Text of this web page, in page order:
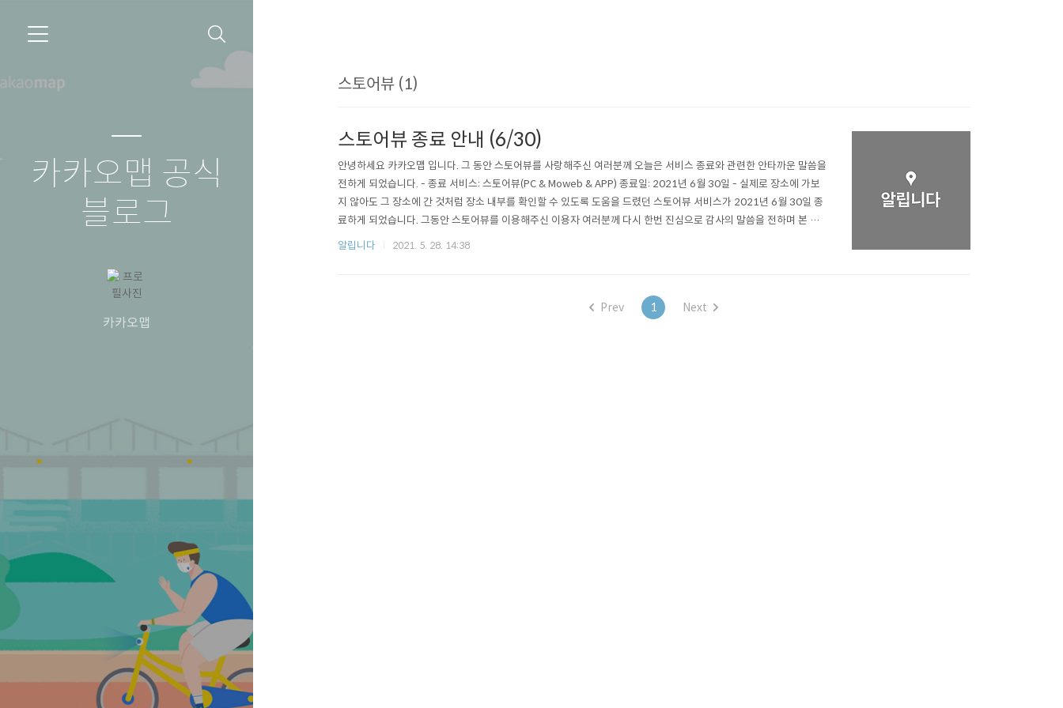
카카오맵 공식
블로그
카카오맵
스토어뷰 (1)
스토어뷰 종료 안내 (6/30)
안녕하세요 카카오맵 입니다. 그 동안 스토어뷰를 사랑해주신 여러분께 오늘은 서비스 종료와 관련한 안타까운 말씀을
전하게 되었습니다. - 종료 서비스: 스토어뷰(PC & Moweb & APP) 종료일: 2021년 6월 30일 - 실제로 장소에 가보
지 않아도 그 장소에 간 것처럼 장소 내부를 확인할 수 있도록 도움을 드렸던 스토어뷰 서비스가 2021년 6월 30일 종
료하게 되었습니다. 그동안 스토어뷰를 이용해주신 이용자 여러분께 다시 한번 진심으로 감사의 말씀을 전하며 본 서
비스를 지속하지 못하게 된 점에 대해 깊은 사과 드립니다. 서비스를 종료하는 시점까지 여러분의 불편을 최소화 하기
알립니다 2021. 5. 28. 14:38
Prev 1 Next